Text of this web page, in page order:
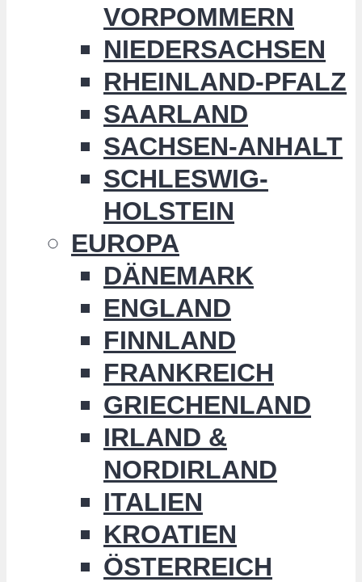
VORPOMMERN
NIEDERSACHSEN
RHEINLAND-PFALZ
SAARLAND
SACHSEN-ANHALT
SCHLESWIG-
HOLSTEIN
EUROPA
DÄNEMARK
ENGLAND
FINNLAND
FRANKREICH
GRIECHENLAND
IRLAND &
NORDIRLAND
ITALIEN
KROATIEN
ÖSTERREICH